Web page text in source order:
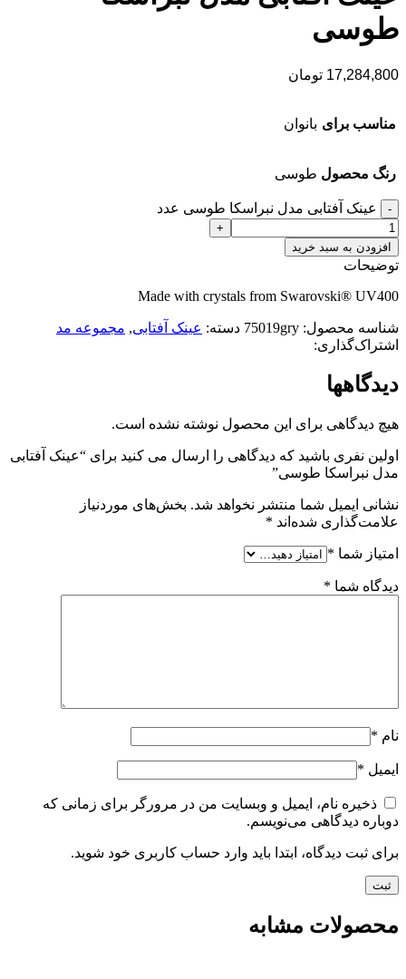
طوسی
17,284,800 تومان
مناسب برای بانوان
رنگ محصول طوسی
عینک آفتابی مدل نبراسکا طوسی عدد
افزودن به سبد خرید
توضیحات
Made with crystals from Swarovski® UV400
شناسه محصول: 75019gry دسته: عینک آفتابی, مجموعه مد
اشتراک‌گذاری:
دیدگاهها
هیچ دیدگاهی برای این محصول نوشته نشده است.
اولین نفری باشید که دیدگاهی را ارسال می کنید برای “عینک آفتابی
مدل نبراسکا طوسی”
نشانی ایمیل شما منتشر نخواهد شد. بخش‌های موردنیاز
علامت‌گذاری شده‌اند *
امتیاز شما *
دیدگاه شما *
نام *
ایمیل *
ذخیره نام، ایمیل و وبسایت من در مرورگر برای زمانی که
دوباره دیدگاهی می‌نویسم.
برای ثبت دیدگاه، ابتدا باید وارد حساب کاربری خود شوید.
محصولات مشابه